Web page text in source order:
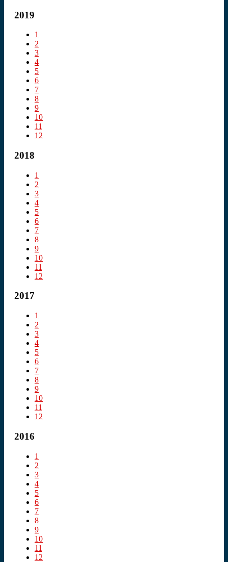
2019
1
2
3
4
5
6
7
8
9
10
11
12
2018
1
2
3
4
5
6
7
8
9
10
11
12
2017
1
2
3
4
5
6
7
8
9
10
11
12
2016
1
2
3
4
5
6
7
8
9
10
11
12